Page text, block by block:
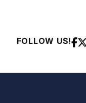
FOLLOW US!